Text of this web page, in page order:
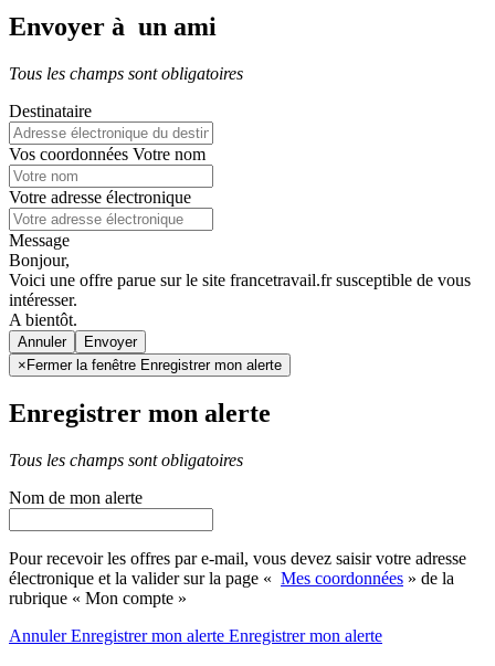
Envoyer à un ami
Tous les champs sont obligatoires
Destinataire
Vos coordonnées Votre nom
Votre adresse électronique
Message
Bonjour,
Voici une offre parue sur le site francetravail.fr susceptible de vous
intéresser.
A bientôt.
Annuler
× Fermer la fenêtre Enregistrer mon alerte
Enregistrer mon alerte
Tous les champs sont obligatoires
Nom de mon alerte
Pour recevoir les offres par e-mail, vous devez saisir votre adresse
électronique et la valider sur la page « Mes coordonnées » de la
rubrique « Mon compte »
AnnulerEnregistrer mon alerte Enregistrermon alerte